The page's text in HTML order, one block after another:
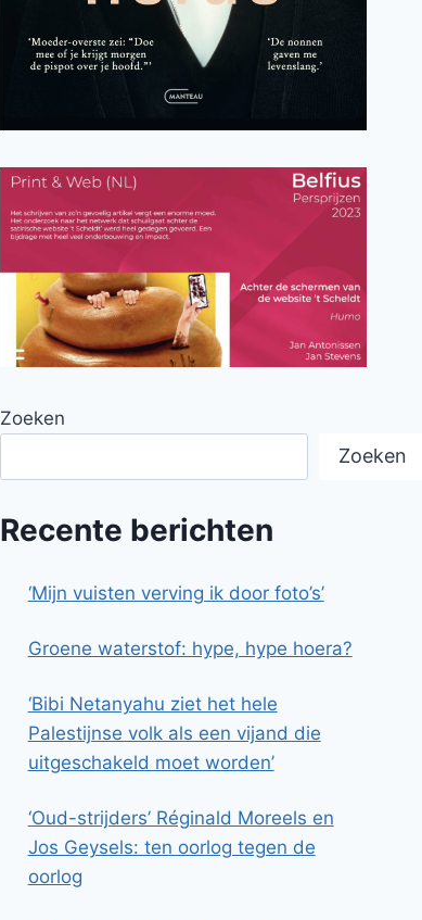
Zoeken
Zoeken
Recente berichten
‘Mijn vuisten verving ik door foto’s’
Groene waterstof: hype, hype hoera?
‘Bibi Netanyahu ziet het hele
Palestijnse volk als een vijand die
uitgeschakeld moet worden’
‘Oud-strijders’ Réginald Moreels en
Jos Geysels: ten oorlog tegen de
oorlog